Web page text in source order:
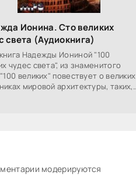
Ионина. Сто великих
света (Аудиокнига)
Надежды Иониной "100
чудес света", из знаменитого
великих" повествует о великих
мировой архитектуры, таких,
модерируются